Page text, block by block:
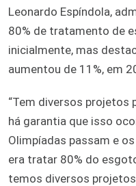
Leonardo Espíndola,
80% de tratamento de
inicialmente, mas
aumentou de 11%, em
“Tem diversos projetos
há garantia que isso
Olimpíadas passam e
era tratar 80% do
temos diversos